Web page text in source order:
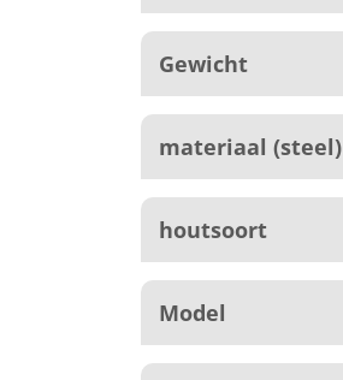
Gewicht
materiaal (steel)
houtsoort
Model